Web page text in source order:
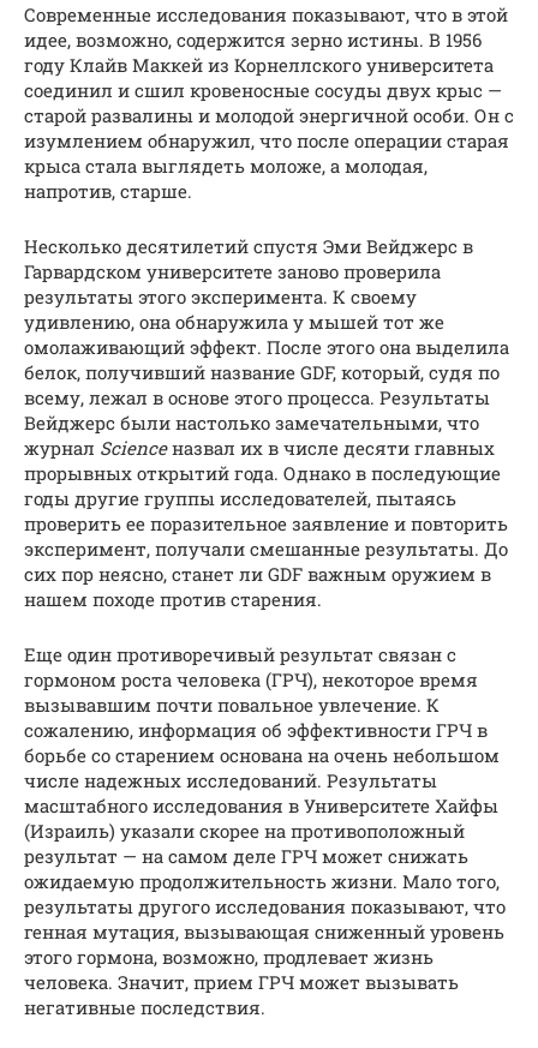
Современные исследования показывают, что в этой
идее, возможно, содержится зерно истины. В 1956
году Клайв Маккей из Корнеллского университета
соединил и сшил кровеносные сосуды двух крыс —
старой развалины и молодой энергичной особи. Он с
изумлением обнаружил, что после операции старая
крыса стала выглядеть моложе, а молодая,
напротив, старше.
Несколько десятилетий спустя Эми Вейджерс в
Гарвардском университете заново проверила
результаты этого эксперимента. К своему
удивлению, она обнаружила у мышей тот же
омолаживающий эффект. После этого она выделила
белок, получивший название GDF, который, судя по
всему, лежал в основе этого процесса. Результаты
Вейджерс были настолько замечательными, что
журнал Scienceназвал их в числе десяти главных
прорывных открытий года. Однако в последующие
годы другие группы исследователей, пытаясь
проверить ее поразительное заявление и повторить
эксперимент, получали смешанные результаты. До
сих пор неясно, станет ли GDF важным оружием в
нашем походе против старения.
Еще один противоречивый результат связан с
гормоном роста человека (ГРЧ), некоторое время
вызывавшим почти повальное увлечение. К
сожалению, информация об эффективности ГРЧ в
борьбе со старением основана на очень небольшом
числе надежных исследований. Результаты
масштабного исследования в Университете Хайфы
(Израиль) указали скорее на противоположный
результат — на самом деле ГРЧ может снижать
ожидаемую продолжительность жизни. Мало того,
результаты другого исследования показывают, что
генная мутация, вызывающая сниженный уровень
этого гормона, возможно, продлевает жизнь
человека. Значит, прием ГРЧ может вызывать
негативные последствия.